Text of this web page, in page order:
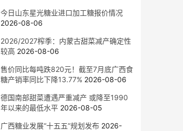
今日山东星光糖业进口加工糖报价情况
2026-08-06
2026/2027榨季：内蒙古甜菜减产确定性
较高 2026-08-06
售价同比每吨跌820元！截至7月底广西食
糖产销率同比下降13.77% 2026-08-06
德国南部甜菜遭遇严重减产 或降至1990
年以来的最低水平 2026-08-05
广西糖业发展“十五五”规划发布 2026-